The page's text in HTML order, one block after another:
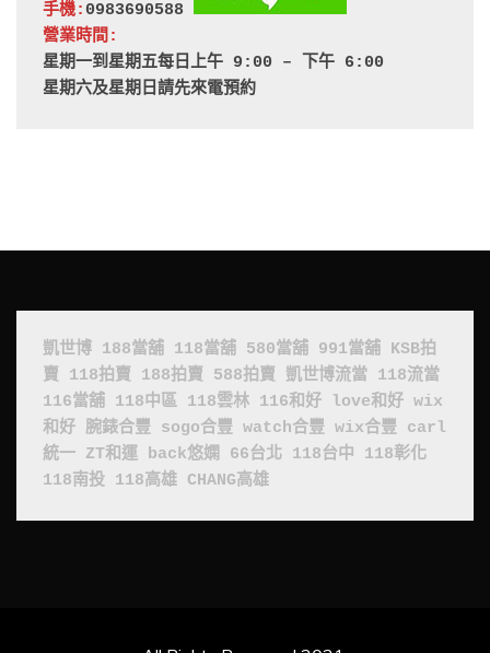
手機: 0983690588
營業時間:
星期一到星期五每日上午 9:00 – 下午 6:00
星期六及星期日請先來電預約
凱世博 188當舖 118當舖 580當舖 991當舖
KSB拍
賣
118拍賣 188拍賣 588拍賣 凱世博流當 118流當
116當舖
118中區 118雲林 116和好 love和好 wix
和好
腕錶合豐 sogo合豐 watch合豐 wix合豐 carl
統一 ZT和運 back悠嫻 66台北 118台中
118彰化
118南投 118高雄 CHANG高雄